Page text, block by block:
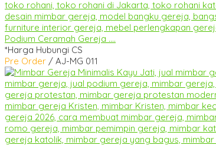
Podium Ceramah Gereja ....
*Harga Hubungi CS
Pre Order / AJ-MG 011